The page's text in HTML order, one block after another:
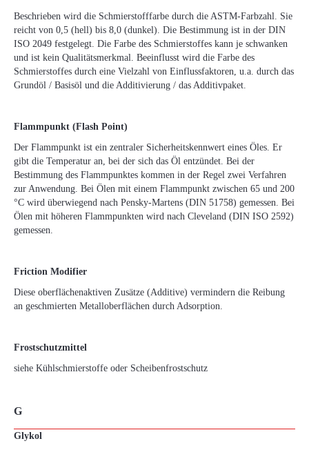
Beschrieben wird die Schmierstofffarbe durch die ASTM-Farbzahl. Sie
reicht von 0,5 (hell) bis 8,0 (dunkel). Die Bestimmung ist in der DIN
ISO 2049 festgelegt. Die Farbe des Schmierstoffes kann je schwanken
und ist kein Qualitätsmerkmal. Beeinflusst wird die Farbe des
Schmierstoffes durch eine Vielzahl von Einflussfaktoren, u.a. durch das
Grundöl / Basisöl und die Additivierung / das Additivpaket.
Flammpunkt (Flash Point)
Der Flammpunkt ist ein zentraler Sicherheitskennwert eines Öles. Er
gibt die Temperatur an, bei der sich das Öl entzündet. Bei der
Bestimmung des Flammpunktes kommen in der Regel zwei Verfahren
zur Anwendung. Bei Ölen mit einem Flammpunkt zwischen 65 und 200
°C wird überwiegend nach Pensky-Martens (DIN 51758) gemessen. Bei
Ölen mit höheren Flammpunkten wird nach Cleveland (DIN ISO 2592)
gemessen.
Friction Modifier
Diese oberflächenaktiven Zusätze (Additive) vermindern die Reibung
an geschmierten Metalloberflächen durch Adsorption.
Frostschutzmittel
siehe Kühlschmierstoffe oder Scheibenfrostschutz
G
Glykol